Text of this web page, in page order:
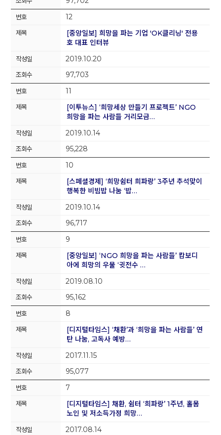
12
[중앙일보] 희망을 파는 기업 'OK클리닝' 전용
호 대표 인터뷰
2019.10.20
97,703
11
[이투뉴스] ‘희망세상 만들기 프로젝트’ NGO
희망을 파는 사람들 거리모금…
2019.10.14
95,228
10
[스페셜경제] ‘희망쉼터 희파랑’ 3주년 추석맞이
행복한 비빔밥 나눔 ‘밥…
2019.10.14
96,717
9
[중앙일보] ‘NGO 희망을 파는 사람들’ 캄보디
아에 희망의 우물 ‘귓전수 …
2019.08.10
95,162
8
[디지털타임스] ‘채환’과 ‘희망을 파는 사람들’ 연
탄 나눔, 고독사 예방…
2017.11.15
95,077
7
[디지털타임스] 채환, 쉼터 ‘희파랑’ 1주년, 홀몸
노인 및 저소득가정 희망…
2017.08.14